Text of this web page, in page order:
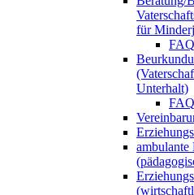
für
FAQ
Unterhalt)
FAQ
ambulante